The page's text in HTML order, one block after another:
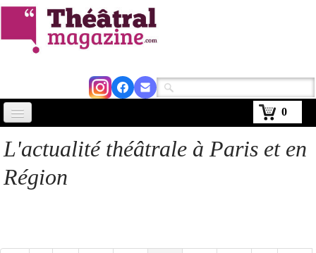
0
Avignon 2026
Agenda
L'actualité théâtrale à Paris et en
Région